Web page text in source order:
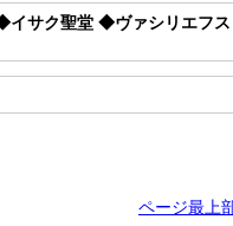
サク聖堂 ◆ヴァシリエフス
ページ最上